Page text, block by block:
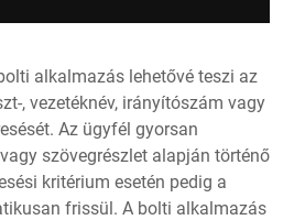
alkalmazás lehetővé teszi az
, vezetéknév, irányítószám vagy
Az ügyfél gyorsan
szövegrészlet alapján történő
kritérium esetén pedig a
frissül. A bolti alkalmazás